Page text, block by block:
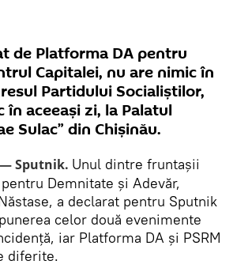
de Platforma DA pentru
Capitalei, nu are nimic în
Partidului Socialiștilor,
în aceeași zi, la Palatul
Sulac” din Chișinău.
— Sputnik. Unul dintre fruntașii
Demnitate și Adevăr,
a declarat pentru Sputnik
celor două evenimente
iar Platforma DA și PSRM
diferite.